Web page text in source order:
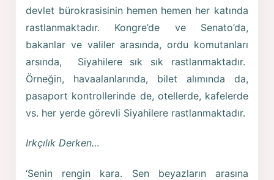
devlet bürokrasisinin hemen hemen her katında
rastlanmaktadır. Kongre’de ve Senato’da,
bakanlar ve valiler arasında, ordu komutanları
arsında, Siyahilere sık sık rastlanmaktadır.
Örneğin, havaalanlarında, bilet alımında da,
pasaport kontrollerinde de, otellerde, kafelerde
vs. her yerde görevli Siyahilere rastlanmaktadır.
Irkçılık Derken…
‘Senin rengin kara. Sen beyazların arasına